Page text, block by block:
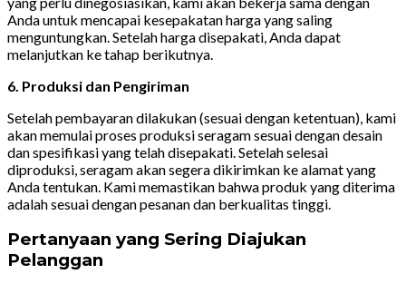
Anda untuk mencapai kesepakatan harga yang saling
menguntungkan. Setelah harga disepakati, Anda dapat
melanjutkan ke tahap berikutnya.
6. Produksi dan Pengiriman
Setelah pembayaran dilakukan (sesuai dengan ketentuan), kami
akan memulai proses produksi seragam sesuai dengan desain
dan spesifikasi yang telah disepakati. Setelah selesai
diproduksi, seragam akan segera dikirimkan ke alamat yang
Anda tentukan. Kami memastikan bahwa produk yang diterima
adalah sesuai dengan pesanan dan berkualitas tinggi.
Pertanyaan yang Sering Diajukan
Pelanggan